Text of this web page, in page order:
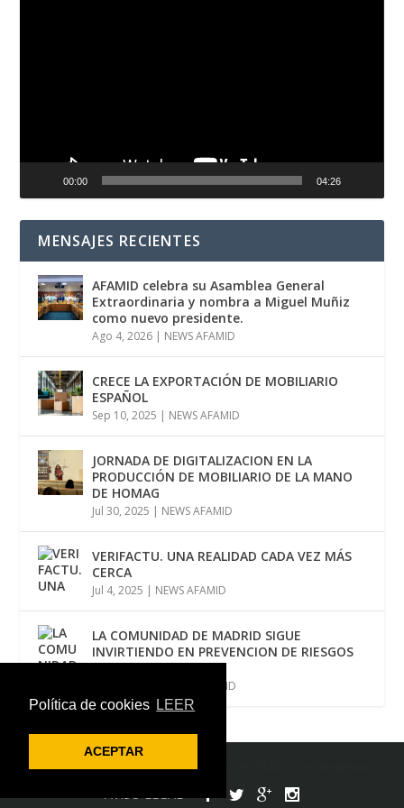
Política de cookies LEER
ACEPTAR
00:00 04:26
MENSAJES RECIENTES
AFAMID celebra su Asamblea General
Extraordinaria y nombra a Miguel Muñiz
como nuevo presidente.
Ago 4, 2026 | NEWS AFAMID
CRECE LA EXPORTACIÓN DE MOBILIARIO
ESPAÑOL
Sep 10, 2025 | NEWS AFAMID
JORNADA DE DIGITALIZACION EN LA
PRODUCCIÓN DE MOBILIARIO DE LA MANO
DE HOMAG
Jul 30, 2025 | NEWS AFAMID
VERIFACTU. UNA REALIDAD CADA VEZ MÁS
CERCA
Jul 4, 2025 | NEWS AFAMID
LA COMUNIDAD DE MADRID SIGUE
INVIRTIENDO EN PREVENCION DE RIESGOS
LABORALES
NEWS AFAMID
Diseñado porElegant Themes
AVISO LEGAL